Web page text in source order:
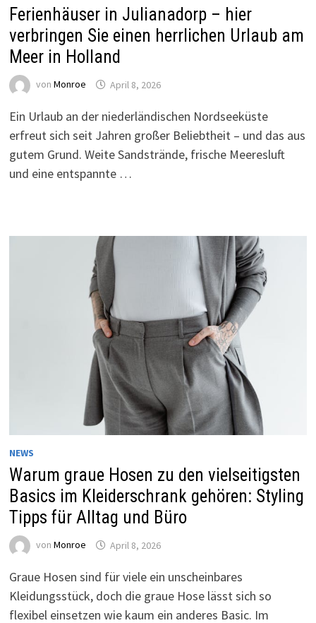
Ferienhäuser in Julianadorp – hier
verbringen Sie einen herrlichen Urlaub am
Meer in Holland
von Monroe April 8, 2026
Ein Urlaub an der niederländischen Nordseeküste
erfreut sich seit Jahren großer Beliebtheit – und das aus
gutem Grund. Weite Sandstrände, frische Meeresluft
und eine entspannte …
NEWS
Warum graue Hosen zu den vielseitigsten
Basics im Kleiderschrank gehören: Styling
Tipps für Alltag und Büro
von Monroe April 8, 2026
Graue Hosen sind für viele ein unscheinbares
Kleidungsstück, doch die graue Hose lässt sich so
flexibel einsetzen wie kaum ein anderes Basic. Im